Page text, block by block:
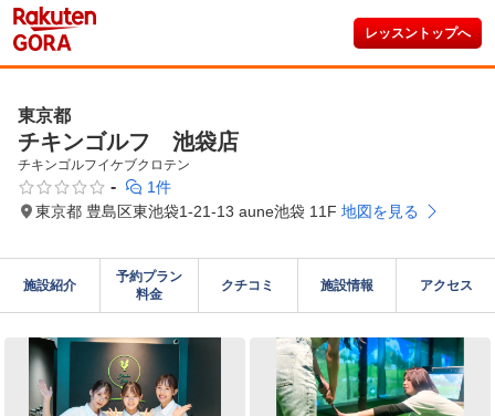
レッスントップへ
東京都
チキンゴルフ 池袋店
チキンゴルフイケブクロテン
-
1件
東京都 豊島区東池袋1-21-13 aune池袋 11F 地図を見る
施設紹介
予約プラン
料金
クチコミ 施設情報 アクセス